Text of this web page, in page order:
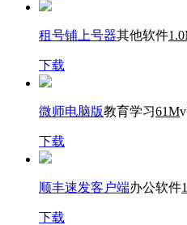
租号铺上号器其他软件
下载
微师电脑版教育学习61M
下载
顺丰速发客户端办公软件
下载